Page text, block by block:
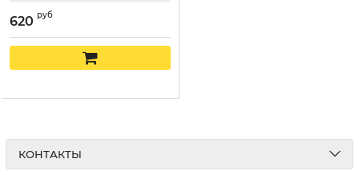
620 руб
КОНТАКТЫ